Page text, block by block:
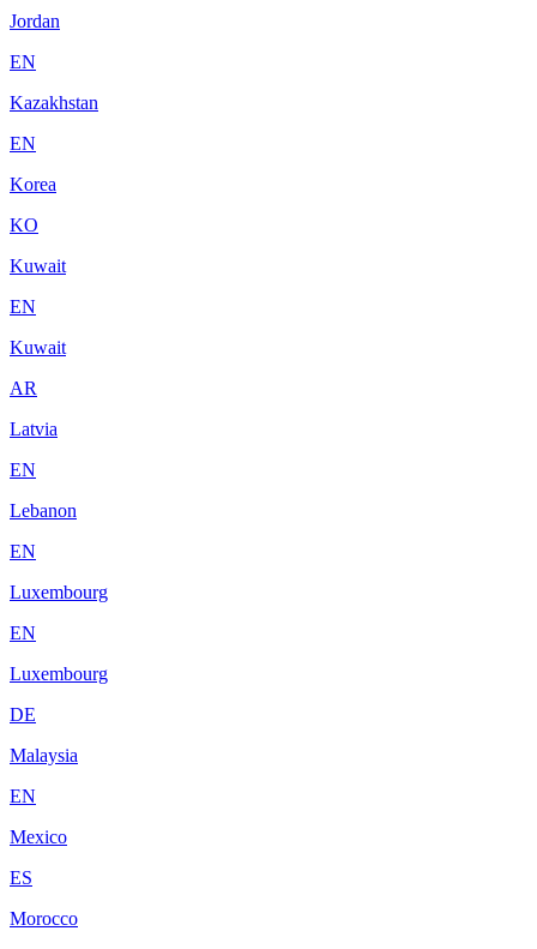
Jordan
EN
Kazakhstan
EN
Korea
KO
Kuwait
EN
Kuwait
AR
Latvia
EN
Lebanon
EN
Luxembourg
EN
Luxembourg
DE
Malaysia
EN
Mexico
ES
Morocco